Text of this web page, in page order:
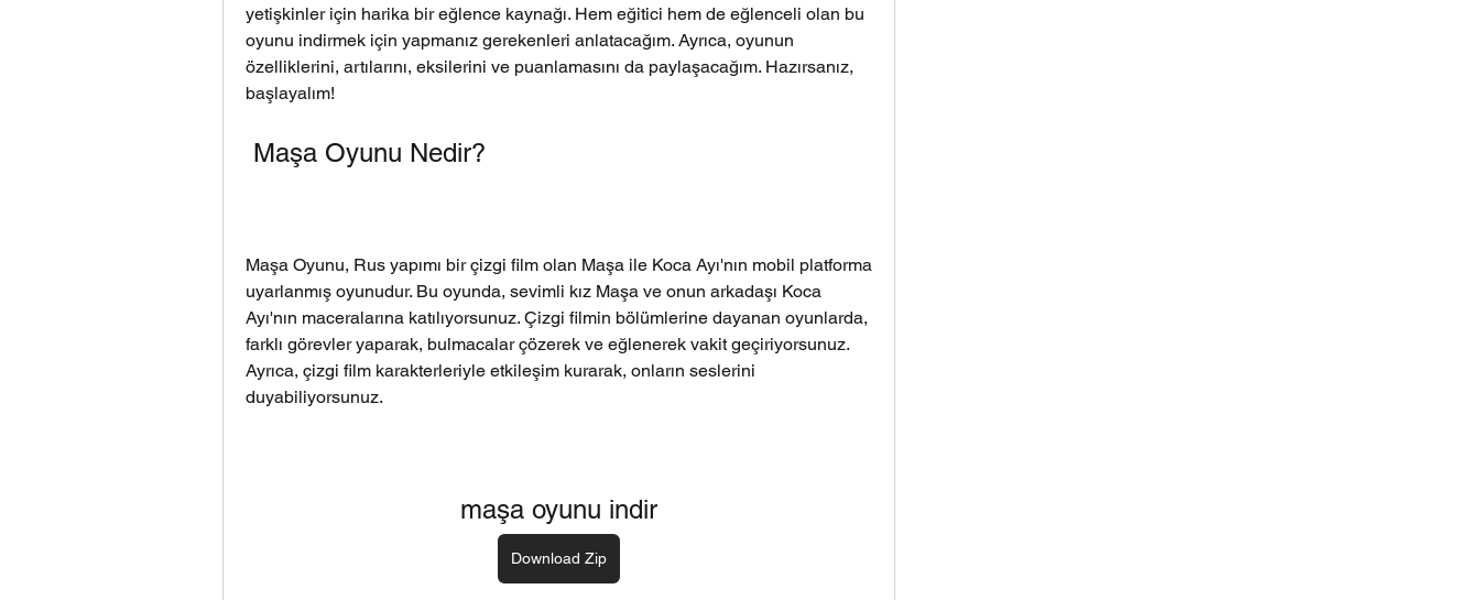
yetişkinler için harika bir eğlence kaynağı. Hem eğitici hem de eğlenceli olan bu
oyunu indirmek için yapmanız gerekenleri anlatacağım. Ayrıca, oyunun
özelliklerini, artılarını, eksilerini ve puanlamasını da paylaşacağım. Hazırsanız,
başlayalım!
Maşa Oyunu Nedir?
Maşa Oyunu, Rus yapımı bir çizgi film olan Maşa ile Koca Ayı'nın mobil platforma
uyarlanmış oyunudur. Bu oyunda, sevimli kız Maşa ve onun arkadaşı Koca
Ayı'nın maceralarına katılıyorsunuz. Çizgi filmin bölümlerine dayanan oyunlarda,
farklı görevler yaparak, bulmacalar çözerek ve eğlenerek vakit geçiriyorsunuz.
Ayrıca, çizgi film karakterleriyle etkileşim kurarak, onların seslerini
duyabiliyorsunuz.
maşa oyunu indir
Download Zip